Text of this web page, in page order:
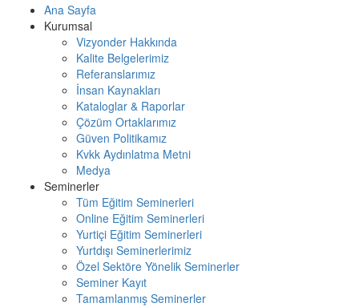
Ana Sayfa
Kurumsal
Vizyonder Hakkında
Kalite Belgelerimiz
Referanslarımız
İnsan Kaynakları
Kataloglar & Raporlar
Çözüm Ortaklarımız
Güven Politikamız
Kvkk Aydınlatma Metni
Medya
Seminerler
Tüm Eğitim Seminerleri
Online Eğitim Seminerleri
Yurtiçi Eğitim Seminerleri
Yurtdışı Seminerlerimiz
Özel Sektöre Yönelik Seminerler
Seminer Kayıt
Tamamlanmış Seminerler